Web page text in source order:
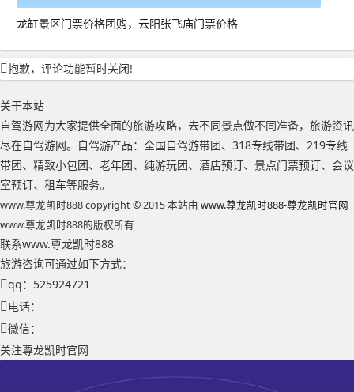
龙缸景区门票价格团购，云阳张飞庙门票价格
抱歉，评论功能暂时关闭!
关于本站
自驾游网为大家提供全面的旅游攻略，去不同景点做不同准备，旅游资讯
尽在自驾游网。自驾游产品：全国自驾游带团、318专线带团、219专线
带团、精致小包团、老年团、纯游玩团、酒店预订、景点门票预订、会议
室预订、租车等服务。
www.尊龙凯时888 copyright © 2015 本站由 www.尊龙凯时888-尊龙凯时官网
www.尊龙凯时888的版权所有
联系www.尊龙凯时888
旅游咨询可通过如下方式：
qq：525924721
电话：
微信：
关注尊龙凯时官网